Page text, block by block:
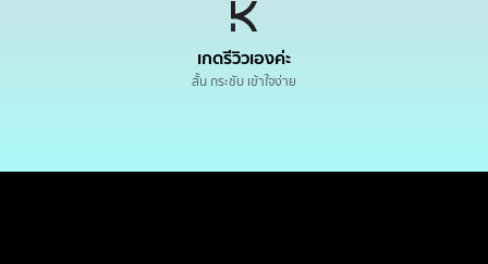
เกดรีวิวเองค่ะ
สั้น กระชับ เข้าใจง่าย